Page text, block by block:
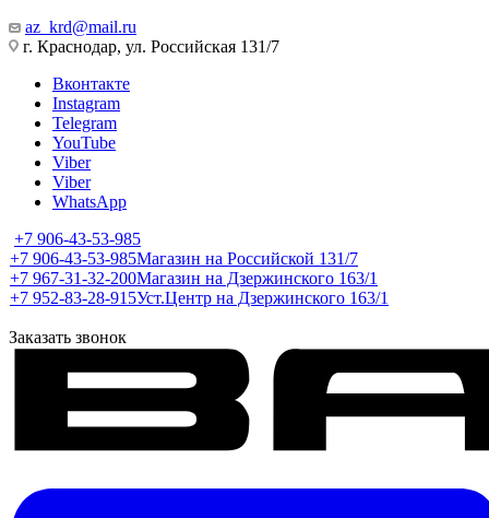
az_krd@mail.ru
г. Краснодар, ул. Российская 131/7
Вконтакте
Instagram
Telegram
YouTube
Viber
Viber
WhatsApp
+7 906-43-53-985
+7 906-43-53-985Магазин на Российской 131/7
+7 967-31-32-200Магазин на Дзержинского 163/1
+7 952-83-28-915Уст.Центр на Дзержинского 163/1
Заказать звонок